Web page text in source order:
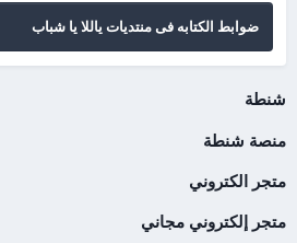
ضوابط الكتابه فى منتديات ياللا يا شباب
شنطة
منصة شنطة
متجر الكتروني
متجر إلكتروني مجاني